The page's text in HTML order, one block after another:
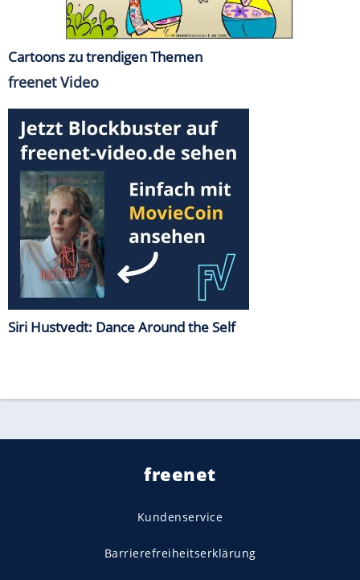
Cartoons zu trendigen Themen
freenet Video
Siri Hustvedt: Dance Around the Self
freenet
Kundenservice
Barrierefreiheitserklärung